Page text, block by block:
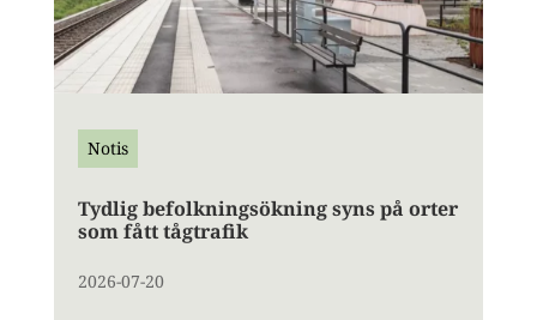
Notis
Tydlig befolkningsökning syns på orter
som fått tågtrafik
2026-07-20